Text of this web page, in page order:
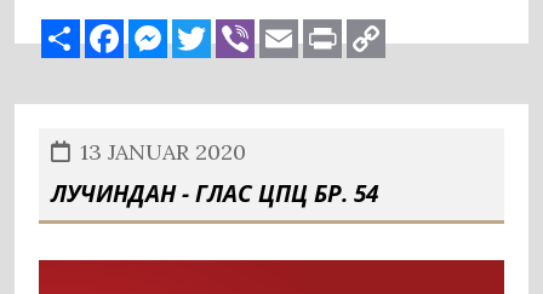
ShareFacebook
Messenger
Twitter
ViberEmailPrint
Link
13 JANUAR 2020
ЛУЧИНДАН - ГЛАС ЦПЦ БР. 54